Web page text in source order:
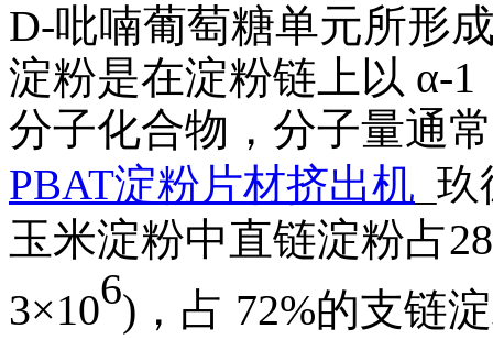
D-吡喃葡萄糖单元所形
淀粉是在淀粉链上以 α-
分子化合物，分子量通
PBAT淀粉片材挤出机 _
玉米淀粉中直链淀粉占
3×106)，占 72%的支链